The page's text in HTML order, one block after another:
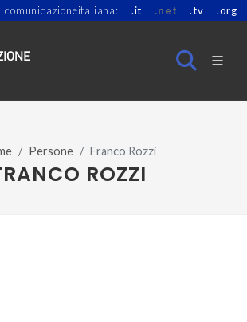
comunicazioneitaliana: .it .net .tv .org
Persone Franco Rozzi
ROZZI